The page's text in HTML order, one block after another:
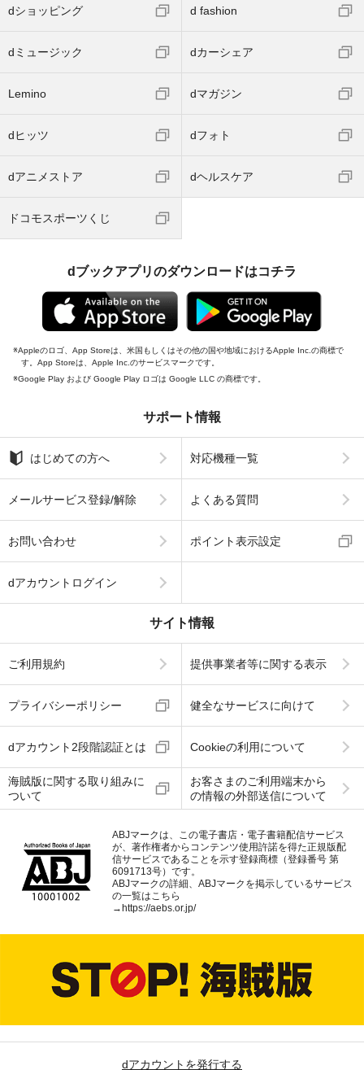
dショッピング d fashion
dミュージック dカーシェア
Lemino dマガジン
dヒッツ dフォト
dアニメストア dヘルスケア
ドコモスポーツくじ
dブックアプリのダウンロードはコチラ
Appleのロゴ、App Storeは、米国もしくはその他の国や地域におけるApple Inc.の商標で
す。App Storeは、Apple Inc.のサービスマークです。
Google Play および Google Play ロゴは Google LLC の商標です。
サポート情報
はじめての方へ 対応機種一覧
メールサービス登録/解除 よくある質問
お問い合わせ ポイント表示設定
dアカウントログイン
サイト情報
ご利用規約 提供事業者等に関する表示
プライバシーポリシー 健全なサービスに向けて
dアカウント2段階認証とは Cookieの利用について
海賊版に関する取り組みに
ついて
お客さまのご利用端末から
の情報の外部送信について
ABJマークは、この電子書店・電子書籍配信サービス
が、著作権者からコンテンツ使用許諾を得た正規版配
信サービスであることを示す登録商標（登録番号 第
6091713号）です。
ABJマークの詳細、ABJマークを掲示しているサービス
の一覧はこちら
→ https://aebs.or.jp/
dアカウントを発行する